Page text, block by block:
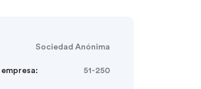
Sociedad Anónima
51-250